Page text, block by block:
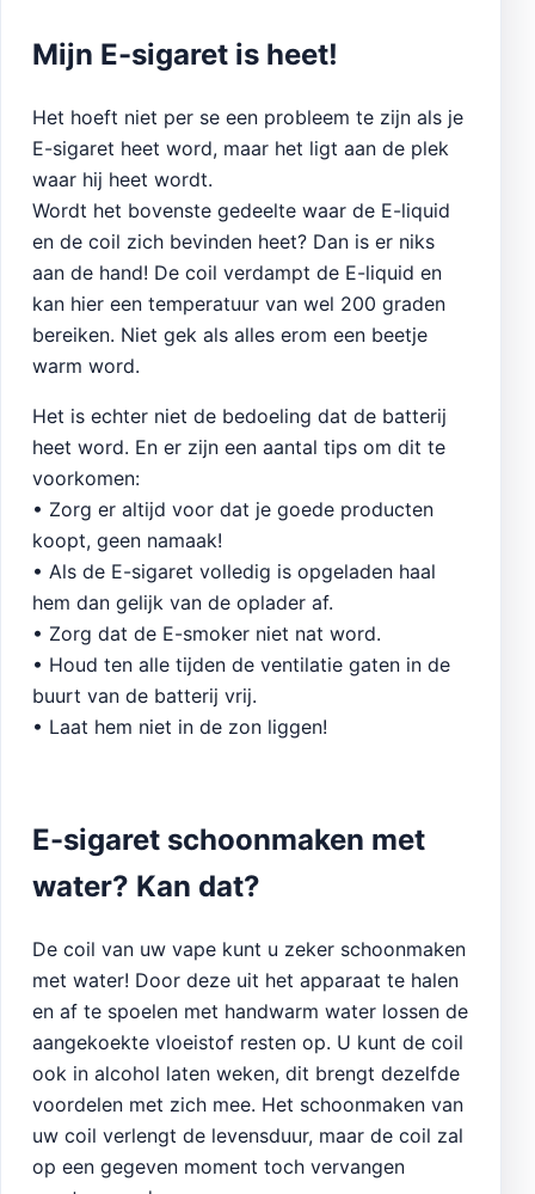
Mijn E-sigaret is heet!
Het hoeft niet per se een probleem te zijn als je
E-sigaret heet word, maar het ligt aan de plek
waar hij heet wordt.
Wordt het bovenste gedeelte waar de E-liquid
en de coil zich bevinden heet? Dan is er niks
aan de hand! De coil verdampt de E-liquid en
kan hier een temperatuur van wel 200 graden
bereiken. Niet gek als alles erom een beetje
warm word.
Het is echter niet de bedoeling dat de batterij
heet word. En er zijn een aantal tips om dit te
voorkomen:
• Zorg er altijd voor dat je goede producten
koopt, geen namaak!
• Als de E-sigaret volledig is opgeladen haal
hem dan gelijk van de oplader af.
• Zorg dat de E-smoker niet nat word.
• Houd ten alle tijden de ventilatie gaten in de
buurt van de batterij vrij.
• Laat hem niet in de zon liggen!
E-sigaret schoonmaken met
water? Kan dat?
De coil van uw vape kunt u zeker schoonmaken
met water! Door deze uit het apparaat te halen
en af te spoelen met handwarm water lossen de
aangekoekte vloeistof resten op. U kunt de coil
ook in alcohol laten weken, dit brengt dezelfde
voordelen met zich mee. Het schoonmaken van
uw coil verlengt de levensduur, maar de coil zal
op een gegeven moment toch vervangen